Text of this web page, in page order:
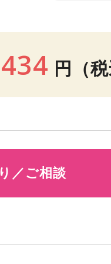
円 （
／ご相談